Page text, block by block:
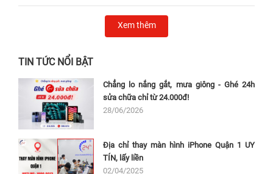
Xem thêm
TIN TỨC NỔI BẬT
Chẳng lo nắng gắt, mưa giông - Ghé 24h
sửa chữa chỉ từ 24.000đ!
28/06/2026
Địa chỉ thay màn hình iPhone Quận 1 UY
TÍN, lấy liền
02/04/2025